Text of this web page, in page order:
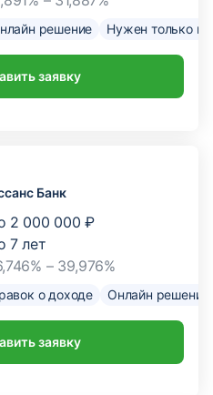
решение Нужен только
заявку
Банк
2 000 000 ₽
7лет
– 39,976%
о доходе Онлайн решение
заявку